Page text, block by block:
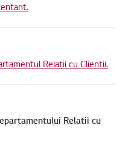
Relatii cu Clientii.
Relatii cu